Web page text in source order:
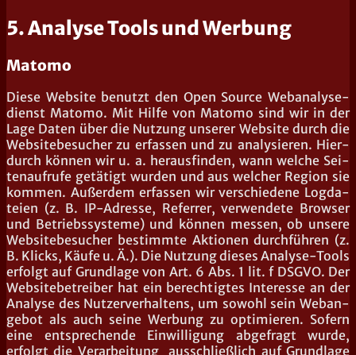
5. Analyse Tools und Werbung
Matomo
Die­se Web­site benutzt den Open Source Web­ana­ly­se­
dienst Mato­mo. Mit Hil­fe von Mato­mo sind wir in der
Lage Daten über die Nut­zung unse­rer Web­site durch die
Web­site­be­su­cher zu erfas­sen und zu ana­ly­sie­ren. Hier­
durch kön­nen wir u. a. her­aus­fin­den, wann wel­che Sei­
ten­auf­ru­fe getä­tigt wur­den und aus wel­cher Regi­on sie
kom­men. Außer­dem erfas­sen wir ver­schie­de­ne Log­da­
tei­en (z. B. IP-Adres­se, Refer­rer, ver­wen­de­te Brow­ser
und Betriebs­sys­te­me) und kön­nen mes­sen, ob unse­re
Web­site­be­su­cher bestimm­te Aktio­nen durch­füh­ren (z.
B. Klicks, Käu­fe u. Ä.). Die Nut­zung die­ses Ana­ly­se-Tools
erfolgt auf Grund­la­ge von Art. 6 Abs. 1 lit. f DSGVO. Der
Web­site­be­trei­ber hat ein berech­tig­tes Inter­es­se an der
Ana­ly­se des Nut­zer­ver­hal­tens, um sowohl sein Web­an­
ge­bot als auch sei­ne Wer­bung zu opti­mie­ren. Sofern
eine ent­spre­chen­de Ein­wil­li­gung abge­fragt wur­de,
erfolgt die Ver­ar­bei­tung aus­schließ­lich auf Grund­la­ge